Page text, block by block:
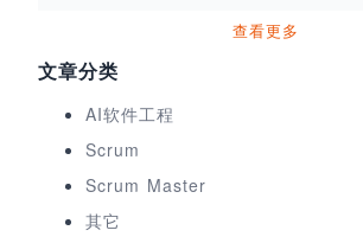
查看更多
文章分类
AI软件工程
Scrum
Scrum Master
其它